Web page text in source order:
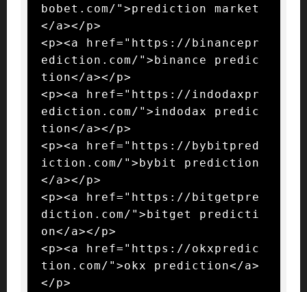
bobet.com/">prediction market
</a></p>
<p><a href="https://binancepr
ediction.com/">binance predic
tion</a></p>
<p><a href="https://indodaxpr
ediction.com/">indodax predic
tion</a></p>
<p><a href="https://bybitpred
iction.com/">bybit prediction
</a></p>
<p><a href="https://bitgetpre
diction.com/">bitget predicti
on</a></p>
<p><a href="https://okxpredic
tion.com/">okx prediction</a>
</p>